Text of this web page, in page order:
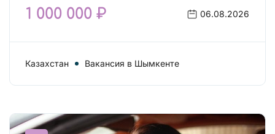
1 000 000 ₽ 06.08.2026
Казахстан Вакансия в Шымкенте